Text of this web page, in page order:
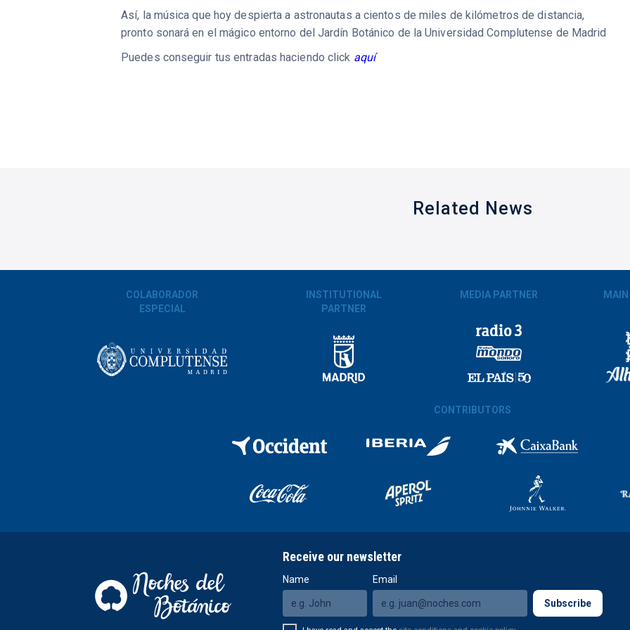
Así, la música que hoy despierta a astronautas a cientos de miles de kilómetros de distancia,
pronto sonará en el mágico entorno del Jardín Botánico de la Universidad Complutense de Madrid
Puedes conseguir tus entradas haciendo click aquí
Related News
COLABORADOR
ESPECIAL
INSTITUTIONAL
PARTNER
MEDIA PARTNER
CONTRIBUTORS
Receive our newsletter
Name Email